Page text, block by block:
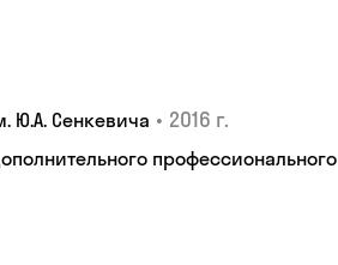
Ю.А. Сенкевича • 2016 г.
профессионального